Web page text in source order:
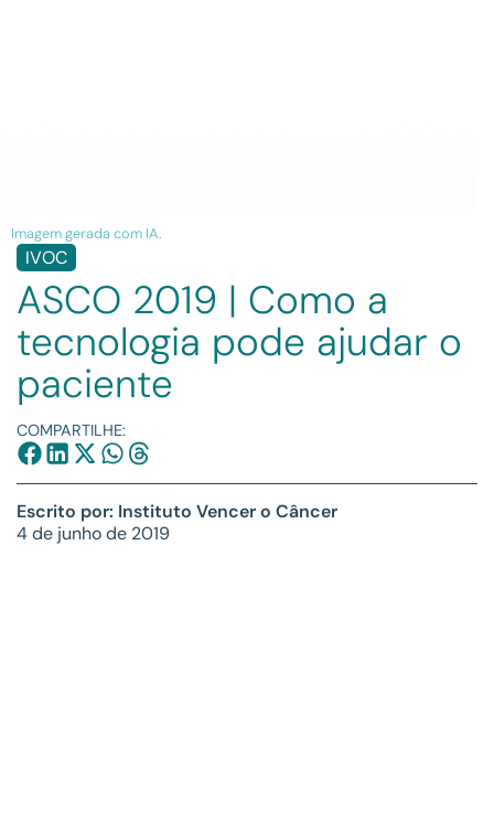
Imagem gerada com IA.
IVOC
ASCO 2019 | Como a
tecnologia pode ajudar o
paciente
COMPARTILHE:
Escrito por: Instituto Vencer o Câncer
4 de junho de 2019